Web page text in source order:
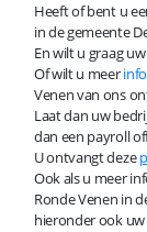
Heeft of bent u
in de gemeente
En wilt u graag
Of wilt u meer
Venen van ons
Laat dan uw
dan een payroll
U ontvangt deze
Ook als u meer
Ronde Venen in
hieronder ook